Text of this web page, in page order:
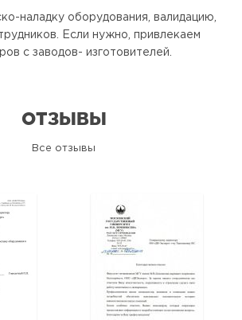
наладку оборудования, валидацию,
Если нужно, привлекаем
с заводов- изготовителей.
ОТЗЫВЫ
Все отзывы